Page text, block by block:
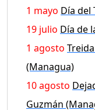
1 mayo Día del
19 julio Día de
1 agosto
(Managua)
10 agosto
Guzmán